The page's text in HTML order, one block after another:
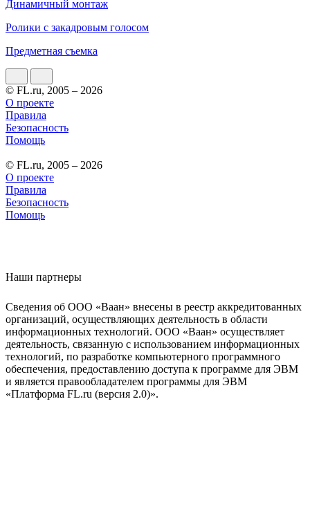
Динамичный монтаж
Ролики с закадровым голосом
Предметная съемка
© FL.ru, 2005 – 2026
О проекте
Правила
Безопасность
Помощь
© FL.ru, 2005 – 2026
О проекте
Правила
Безопасность
Помощь
Наши партнеры
Сведения об ООО «Ваан» внесены в реестр аккредитованных
организаций, осуществляющих деятельность в области
информационных технологий. ООО «Ваан» осуществляет
деятельность, связанную с использованием информационных
технологий, по разработке компьютерного программного
обеспечения, предоставлению доступа к программе для ЭВМ
и является правообладателем программы для ЭВМ
«Платформа FL.ru (версия 2.0)».